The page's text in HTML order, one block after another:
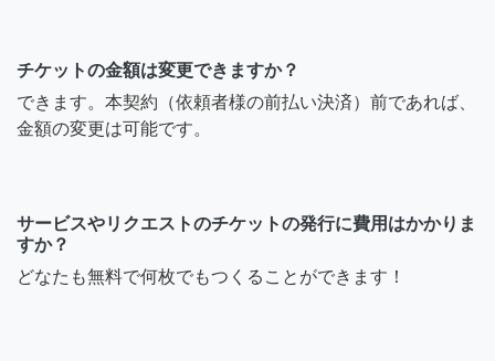
チケットの金額は変更できますか？
できます。本契約（依頼者様の前払い決済）前であれば、
金額の変更は可能です。
サービスやリクエストのチケットの発行に費用はかかりま
すか？
どなたも無料で何枚でもつくることができます！